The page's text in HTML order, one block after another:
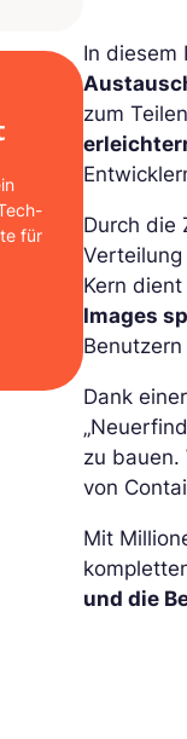
für
In diesem
zum
Durch die
Kern
Images
Dank
zu bauen.
von
Mit
und die